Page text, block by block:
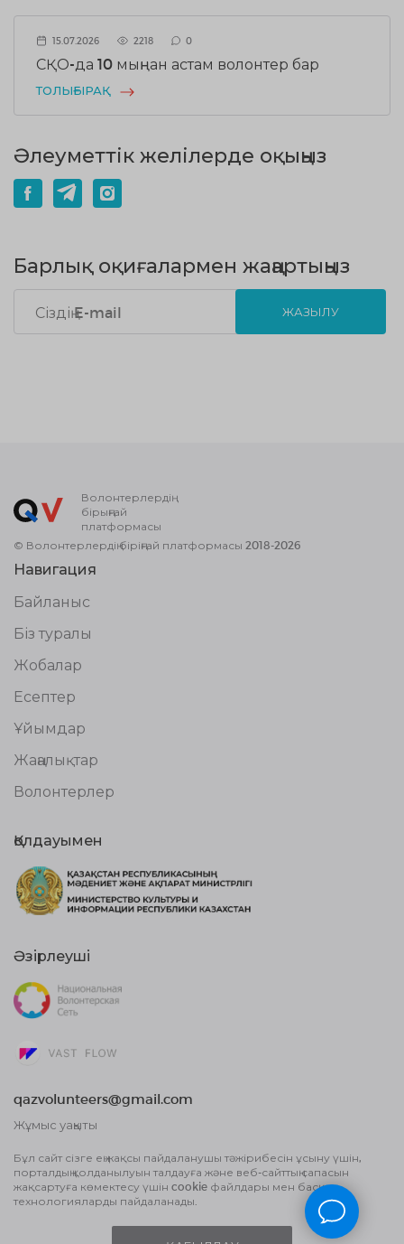
15.07.2026 2218 0
СҚО-да 10 мыңнан астам волонтер бар
ТОЛЫҒЫРАҚ
Әлеуметтік желілерде оқыңыз
Барлық оқиғалармен жаңартыңыз
ЖАЗЫЛУ
Волонтерлердің
бірыңғай
платформасы
© Волонтерлердің біріңғай платформасы 2018-2026
Навигация
Байланыс
Біз туралы
Жобалар
Есептер
Ұйымдар
Жаңалықтар
Волонтерлер
Қолдауымен
Әзірлеуші
qazvolunteers@gmail.com
Жұмыс уақыты
Жария оферта шарты
Деректерді өңдеу туралы Пайдаланушы
Бұл сайт сізге ең жақсы пайдаланушы тәжірибесін ұсыну үшін,
порталдың қолданылуын талдауға және веб-сайттың сапасын
жақсартуға көмектесу үшін cookie файлдары мен басқа
технологияларды пайдаланады.